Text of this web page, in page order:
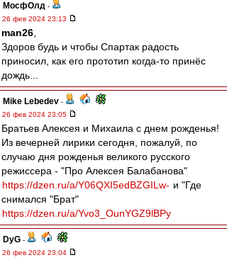
МосфОлд -
26 фев 2024 23:13
man26
Здоров будь и чтобы Спартак радость
приносил, как его прототип когда-то принёс
дождь...
Mike Lebedev -
26 фев 2024 23:05
Братьев Алексея и Михаила с днем рожденья!
Из вечерней лирики сегодня, пожалуй, по
случаю дня рожденья великого русского
режиссера - "Про Алексея Балабанова"
https://dzen.ru/a/Y06QXI5edBZGILw- и "Где
снимался "Брат"
https://dzen.ru/a/Yvo3_OunYGZ9lBPy
DyG -
26 фев 2024 23:04